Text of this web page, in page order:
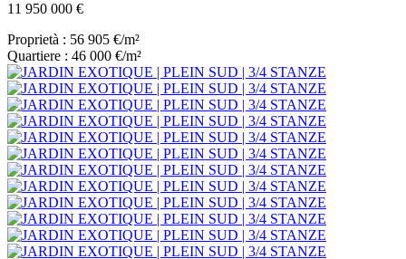
11 950 000 €
Proprietà : 56 905 €/m²
Quartiere : 46 000 €/m²